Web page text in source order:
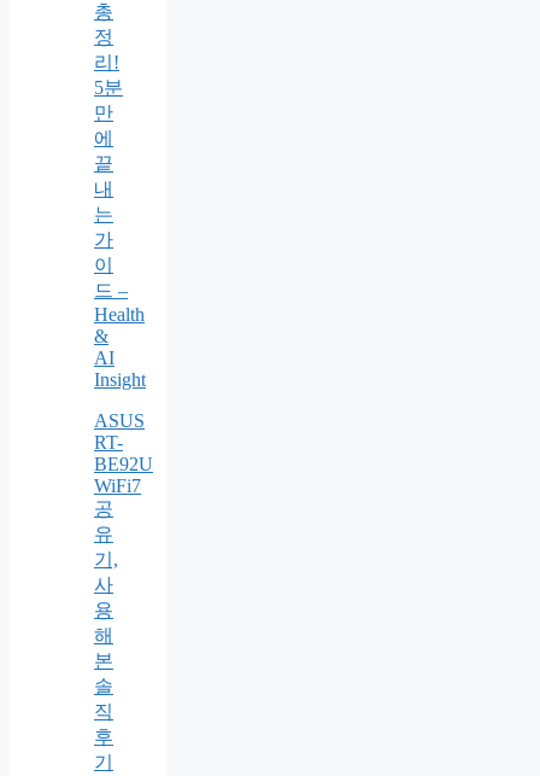
총
정
리!
5분
만
에
끝
내
는
가
이
드 –
Health
&
AI
Insight
ASUS
RT-
BE92U
WiFi7
공
유
기,
사
용
해
본
솔
직
후
기